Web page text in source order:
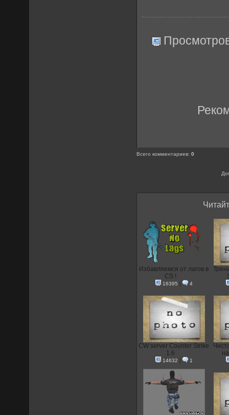
Всего комментариев:0
Избавляемся от лагов в
CS !
16395 | 4
CW server Counter Strike
1.6
14632 | 1